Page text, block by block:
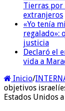
Tierras por
extranjeros
«Yo tenía
regalado»:
justicia
Declaró el
vida a
Inicio/
objetivos
Estados Unidos